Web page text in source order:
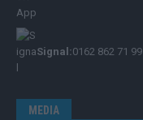
Signal:0162 862 71 99
MEDIA